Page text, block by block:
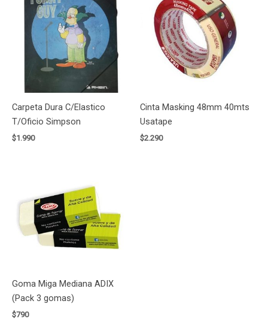
Carpeta Dura C/Elastico
T/Oficio Simpson
$1.990
Cinta Masking 48mm 40mts
Usatape
$2.290
Goma Miga Mediana ADIX
(Pack 3 gomas)
$790